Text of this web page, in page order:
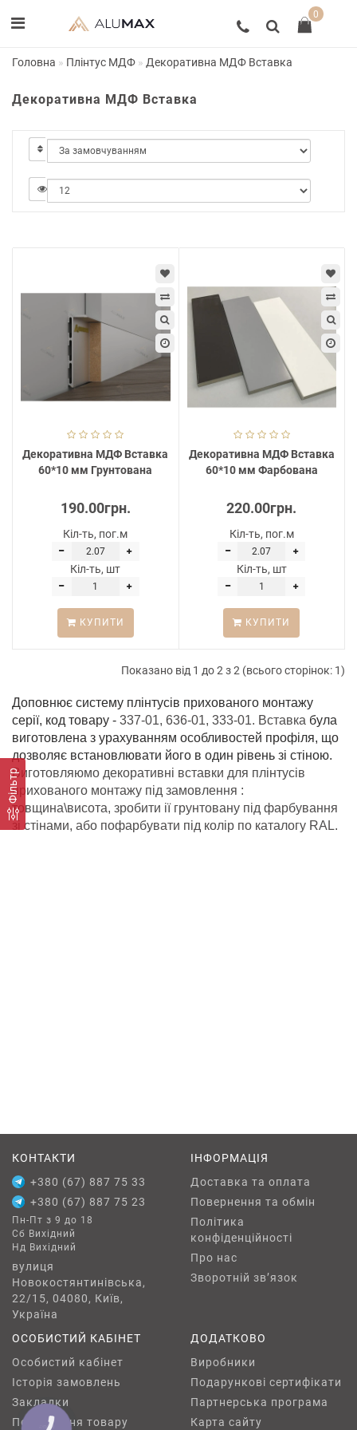
0
Фільтр
Головна Плінтус МДФ Декоративна МДФ Вставка
Декоративна МДФ Вставка
Декоративна МДФ Вставка
60*10 мм Грунтована
190.00грн.
Кіл-ть, пог.м
Кіл-ть, шт
КУПИТИ
Декоративна МДФ Вставка
60*10 мм Фарбована
220.00грн.
Кіл-ть, пог.м
Кіл-ть, шт
КУПИТИ
Показано від 1 до 2 з 2 (всього сторінок: 1)
Доповнює систему плінтусів прихованого монтажу
серії, код товару - 337-01, 636-01, 333-01. Вставка була
виготовлена з урахуванням особливостей профіля, що
дозволяє встановлювати його в один рівень зі стіною.
Виготовляюмо декоративні вставки для плінтусів
прихованого монтажу під замовлення :
товщина\висота, зробити ії грунтовану під фарбування
зі стінами, або пофарбувати під колір по каталогу RAL.
КОНТАКТИ
+380 (67) 887 75 33
+380 (67) 887 75 23
Пн-Пт з 9 до 18
Сб Вихідний
Нд Вихідний
вулиця
Новокостянтинівська,
22/15, 04080, Київ,
Україна
ІНФОРМАЦІЯ
Доставка та оплата
Повернення та обмін
Політика
конфіденційності
Про нас
Зворотній зв’язок
ОСОБИСТИЙ КАБІНЕТ
Особистий кабінет
Історія замовлень
Закладки
Повернення товару
ДОДАТКОВО
Виробники
Подарункові сертифікати
Партнерська програма
Карта сайту
КНОПКА